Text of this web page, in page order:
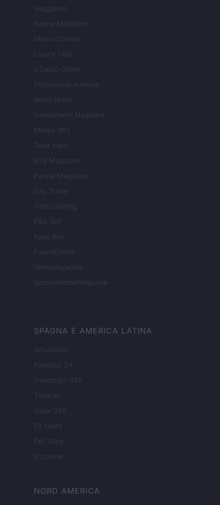
Viaggiamo
Nonne Magazine
Milano Cortina
Luxury Club
Il Calcio Online
Professione mamma
World Music
Investimenti Magazine
Money 365
Zona Nerd
B2B Magazine
People Magazine
Day Travel
Tutto Gaming
ESG 365
Food Wiki
FuturoDonna
HomeMagazine
SecondHomeMagazine
SPAGNA E AMERICA LATINA
Actualidad
Finanzas 24
Investindo 365
Think.es
Viajar 365
ES Newz
Pet Story
Encocina
NORD AMERICA